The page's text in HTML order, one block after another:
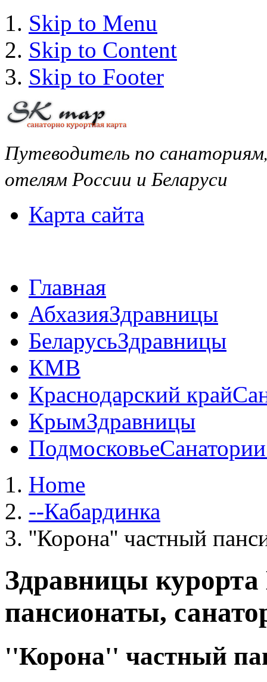
Skip to Menu
Skip to Content
Skip to Footer
Путеводитель по
отелям России и Беларуси
Карта сайта
Главная
АбхазияЗдравницы
БеларусьЗдравницы
КМВ
Краснодарский край
КрымЗдравницы
Подмосковье
Home
--Кабардинка
''Корона'' частный
Здравницы
пансионаты,
''Корона'' частный